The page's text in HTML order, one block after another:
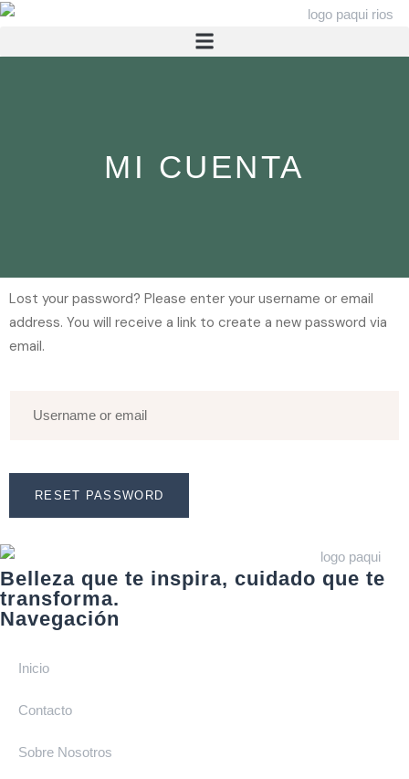
MI CUENTA
Lost your password? Please enter your username or email
address. You will receive a link to create a new password via
email.
RESET PASSWORD
Belleza que te inspira, cuidado que te
transforma.
Navegación
Inicio
Contacto
Sobre Nosotros